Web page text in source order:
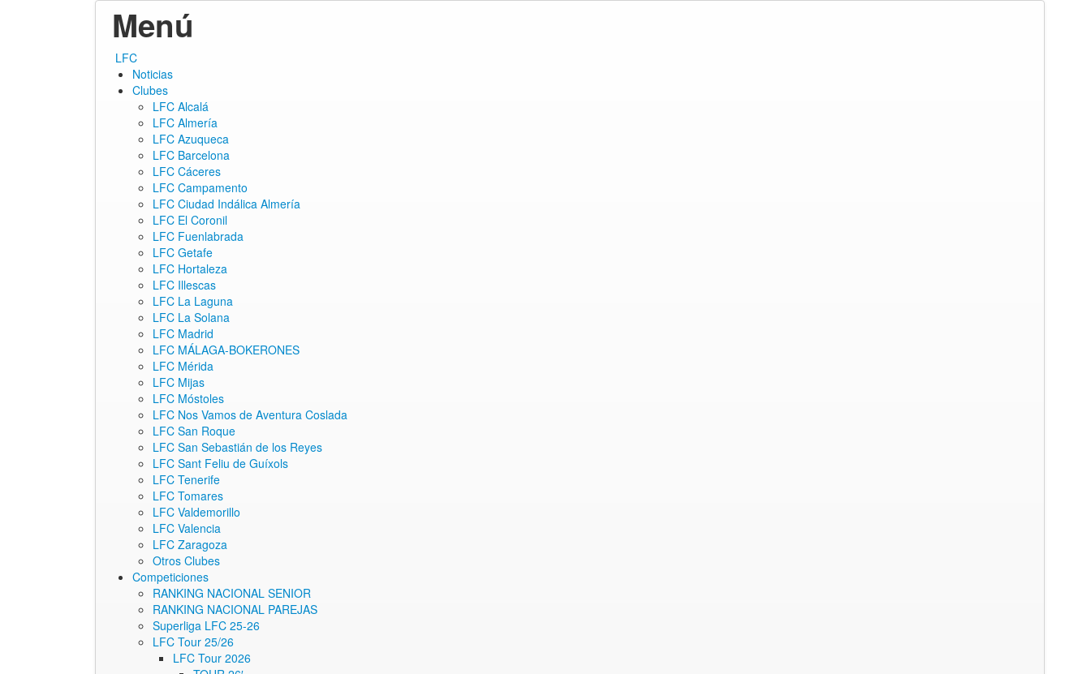
Menú
ir
al
contenido
LFC
Noticias
Clubes
LFC Alcalá
LFC Almería
LFC Azuqueca
LFC Barcelona
LFC Cáceres
LFC Campamento
LFC Ciudad Indálica Almería
LFC El Coronil
LFC Fuenlabrada
LFC Getafe
LFC Hortaleza
LFC Illescas
LFC La Laguna
LFC La Solana
LFC Madrid
LFC MÁLAGA-BOKERONES
LFC Mérida
LFC Mijas
LFC Móstoles
LFC Nos Vamos de Aventura Coslada
LFC San Roque
LFC San Sebastián de los Reyes
LFC Sant Feliu de Guíxols
LFC Tenerife
LFC Tomares
LFC Valdemorillo
LFC Valencia
LFC Zaragoza
Otros Clubes
Competiciones
RANKING NACIONAL SENIOR
RANKING NACIONAL PAREJAS
Superliga LFC 25-26
LFC Tour 25/26
LFC Tour 2026